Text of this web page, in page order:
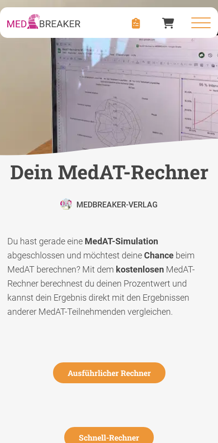
Dein MedAT-Rechner
MEDBREAKER-VERLAG
Du hast gerade eine MedAT-Simulation
abgeschlossen und möchtest deineChance beim
MedAT berechnen? Mit dem kostenlosen MedAT-
Rechner berechnest du deinen Prozentwert und
kannst dein Ergebnis direkt mit den Ergebnissen
anderer MedAT-Teilnehmenden vergleichen.
Ausführlicher Rechner
Schnell-Rechner